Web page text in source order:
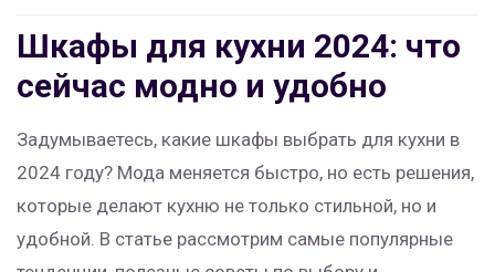
Шкафы для кухни 2024: что
сейчас модно и удобно
Задумываетесь, какие шкафы выбрать для кухни в
2024 году? Мода меняется быстро, но есть решения,
которые делают кухню не только стильной, но и
удобной. В статье рассмотрим самые популярные